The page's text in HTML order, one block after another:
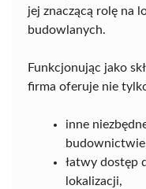
jej znaczącą rolę na
budowlanych.
Funkcjonując jako
firma oferuje nie
inne
łatwy dostęp
lokalizacji,